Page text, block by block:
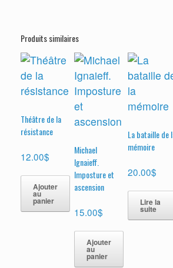
Produits similaires
Théâtre de la
résistance
12.00$
Ajouter
au
panier
Michael
Ignaieff.
Imposture et
ascension
15.00$
Ajouter
au
panier
La bataille de
mémoire
20.00$
Lire la
suite